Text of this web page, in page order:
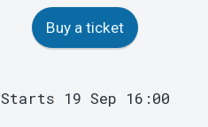
Buy a ticket
Starts 19 Sep 16:00